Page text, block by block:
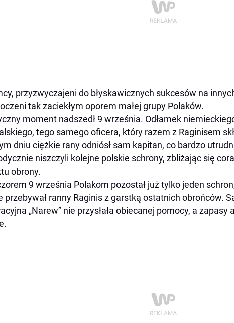
przyzwyczajeni do błyskawicznych sukcesów na
tak zaciekłym oporem małej grupy Polaków.
moment nadszedł 9 września. Odłamek
tego samego oficera, który razem z Raginisem
dniu ciężkie rany odniósł sam kapitan, co bardzo
niszczyli kolejne polskie schrony, zbliżając się
obrony.
9 września Polakom pozostał już tylko jeden
przebywał ranny Raginis z garstką ostatnich obrońców.
„Narew” nie przysłała obiecanej pomocy, a